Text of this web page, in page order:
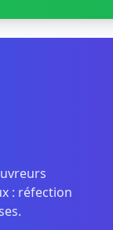
: réfection